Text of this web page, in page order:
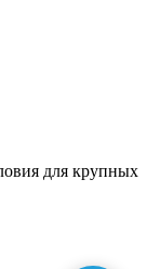
для крупных